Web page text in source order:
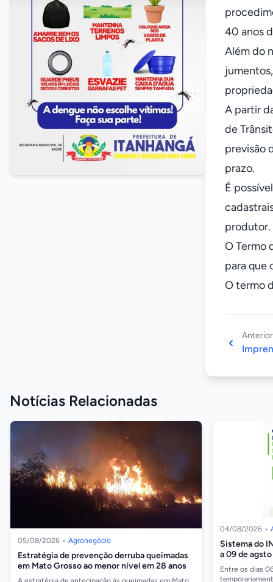
40 anos
Além do
A partir
de
previsão
prazo.
É
produtor.
O Termo
para que
O termo
Anterior
Notícias Relacionadas
05/08/2026 • Agronegócio
Estratégia de prevenção derruba queimadas
em Mato Grosso ao menor nível em 28 anos
04/08/2026 •
Sistema do
a 09 de agsto
Entre os dias